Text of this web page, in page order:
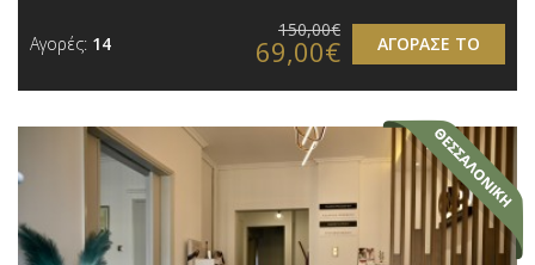
Αγορές: 14 ΑΓΟΡΑΣΕ ΤΟ
150,00€
69,00€